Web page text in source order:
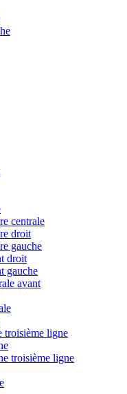
centrale
droit
gauche
droit
gauche
avant
troisième ligne
troisième ligne